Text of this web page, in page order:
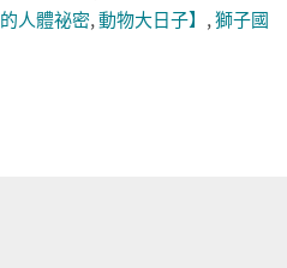
人體祕密,動物大日子】 ,獅子國